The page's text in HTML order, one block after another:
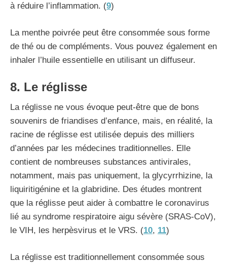
à réduire l’inflammation. (9)
La menthe poivrée peut être consommée sous forme
de thé ou de compléments. Vous pouvez également en
inhaler l’huile essentielle en utilisant un diffuseur.
8. Le réglisse
La réglisse ne vous évoque peut-être que de bons
souvenirs de friandises d’enfance, mais, en réalité, la
racine de réglisse est utilisée depuis des milliers
d’années par les médecines traditionnelles. Elle
contient de nombreuses substances antivirales,
notamment, mais pas uniquement, la glycyrrhizine, la
liquiritigénine et la glabridine. Des études montrent
que la réglisse peut aider à combattre le coronavirus
lié au syndrome respiratoire aigu sévère (SRAS-CoV),
le VIH, les herpèsvirus et le VRS. (10, 11)
La réglisse est traditionnellement consommée sous